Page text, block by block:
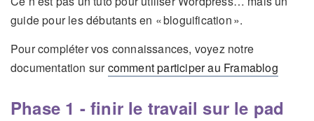
guide pour les débutants en « bloguification ».
Pour compléter vos connaissances, voyez notre
documentation surcomment participer au Framablog
Phase 1 - finir le travail sur le pad